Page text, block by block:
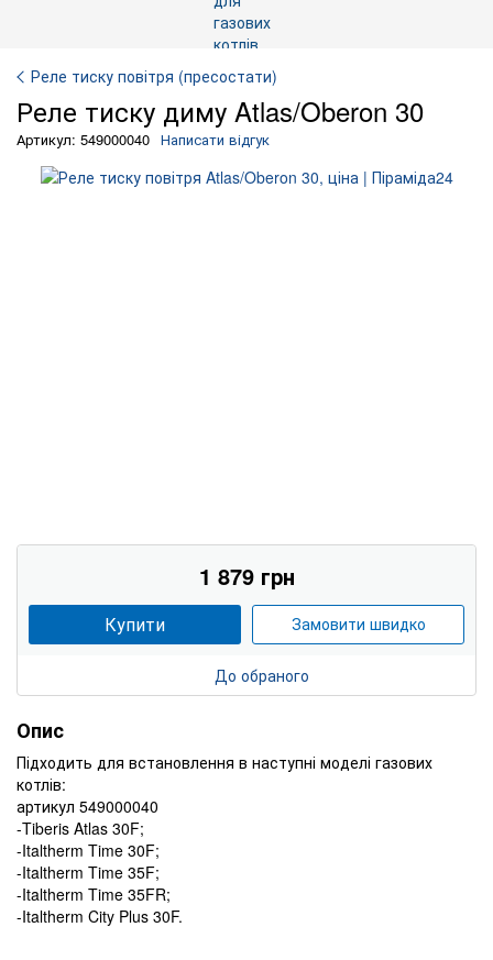
Реле тиску повітря (пресостати)
Реле тиску диму Atlas/Oberon 30
Артикул: 549000040 Написати відгук
1 879 грн
Купити Замовити швидко
До обраного
Опис
Підходить для встановлення в наступні моделі газових
котлів:
артикул 549000040
-Tiberis Atlas 30F;
-Italtherm Time 30F;
-Italtherm Time 35F;
-Italtherm Time 35FR;
-Italtherm City Plus 30F.